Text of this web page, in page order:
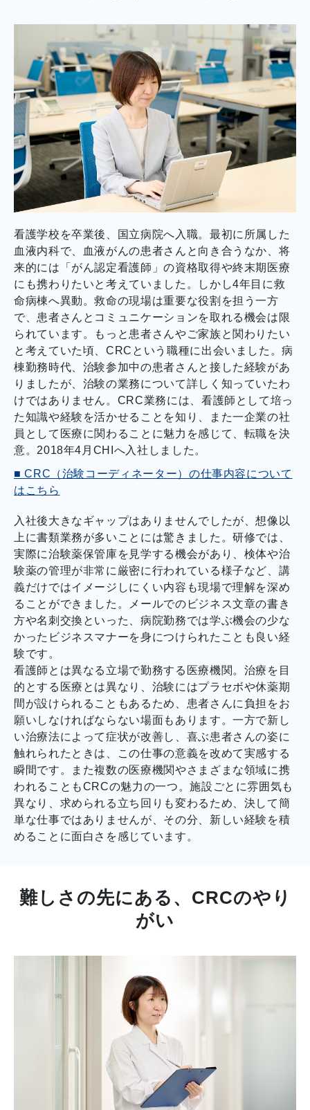
看護学校を卒業後、国立病院へ入職。最初に所属した
血液内科で、血液がんの患者さんと向き合うなか、将
来的には「がん認定看護師」の資格取得や終末期医療
にも携わりたいと考えていました。しかし4年目に救
命病棟へ異動。救命の現場は重要な役割を担う一方
で、患者さんとコミュニケーションを取れる機会は限
られています。もっと患者さんやご家族と関わりたい
と考えていた頃、CRCという職種に出会いました。病
棟勤務時代、治験参加中の患者さんと接した経験があ
りましたが、治験の業務について詳しく知っていたわ
けではありません。CRC業務には、看護師として培っ
た知識や経験を活かせることを知り、また一企業の社
員として医療に関わることに魅力を感じて、転職を決
意。2018年4月CHIへ入社しました。
■ CRC（治験コーディネーター）の仕事内容について
はこちら
入社後大きなギャップはありませんでしたが、想像以
上に書類業務が多いことには驚きました。研修では、
実際に治験薬保管庫を見学する機会があり、検体や治
験薬の管理が非常に厳密に行われている様子など、講
義だけではイメージしにくい内容も現場で理解を深め
ることができました。メールでのビジネス文章の書き
方や名刺交換といった、病院勤務では学ぶ機会の少な
かったビジネスマナーを身につけられたことも良い経
験です。
看護師とは異なる立場で勤務する医療機関。治療を目
的とする医療とは異なり、治験にはプラセボや休薬期
間が設けられることもあるため、患者さんに負担をお
願いしなければならない場面もあります。一方で新し
い治療法によって症状が改善し、喜ぶ患者さんの姿に
触れられたときは、この仕事の意義を改めて実感する
瞬間です。また複数の医療機関やさまざまな領域に携
われることもCRCの魅力の一つ。施設ごとに雰囲気も
異なり、求められる立ち回りも変わるため、決して簡
単な仕事ではありませんが、その分、新しい経験を積
めることに面白さを感じています。
難しさの先にある、CRCのやり
がい